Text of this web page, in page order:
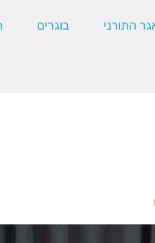
התורני בוגרים